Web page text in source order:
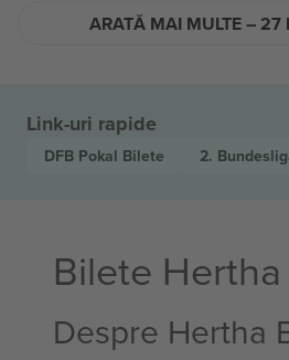
ARATĂ MAI MULTE – 27
Link-uri rapide
DFB Pokal Bilete 2.
Bilete Hertha
Despre Hertha